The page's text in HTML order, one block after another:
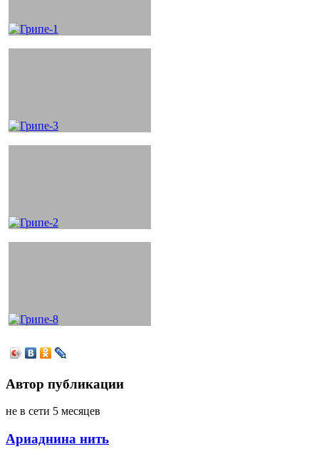
Автор публикации
не в сети 5 месяцев
Ариаднина нить